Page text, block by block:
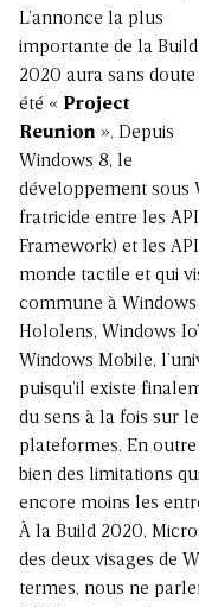
L’annonce la plus
importante de la Build
2020 aura sans doute
été « Project
Reunion ». Depuis
Windows 8, le
développement sous
fratricide entre les
Framework) et les
monde tactile et qui
commune à
Hololens, Windows
Windows Mobile,
puisqu’il existe
du sens à la fois sur
plateformes. En
bien des limitations
encore moins les
À la Build 2020,
des deux visages de
termes, nous ne